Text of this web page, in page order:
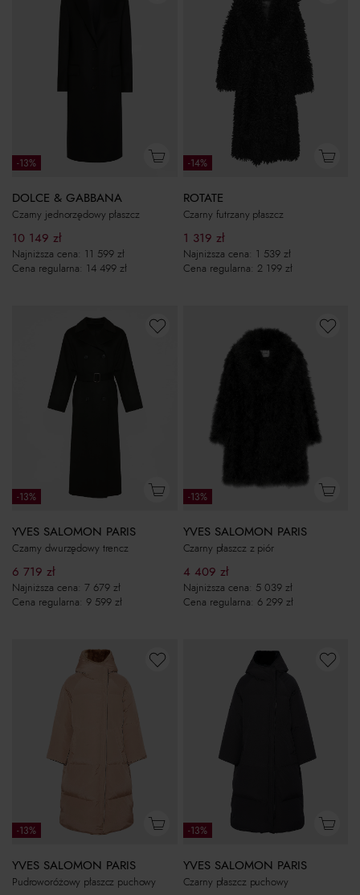
-13%
DOLCE & GABBANA
Czarny jednorzędowy płaszcz
10 149 zł
Najniższa cena: 11 599 zł
Cena regularna: 14 499 zł
-14%
ROTATE
Czarny futrzany płaszcz
1 319 zł
Najniższa cena: 1 539 zł
Cena regularna: 2 199 zł
-13%
YVES SALOMON PARIS
Czarny dwurzędowy trencz
6 719 zł
Najniższa cena: 7 679 zł
Cena regularna: 9 599 zł
-13%
YVES SALOMON PARIS
Czarny płaszcz z piór
4 409 zł
Najniższa cena: 5 039 zł
Cena regularna: 6 299 zł
-13%
YVES SALOMON PARIS
Pudroworóżowy płaszcz puchowy
-13%
YVES SALOMON PARIS
Czarny płaszcz puchowy